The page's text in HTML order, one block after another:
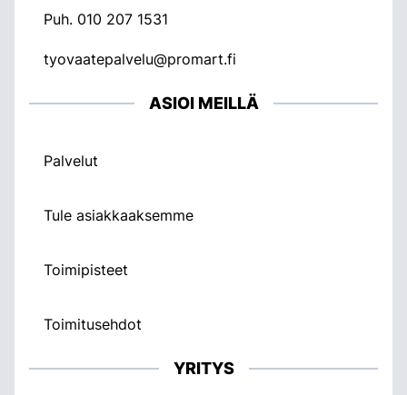
Puh. 010 207 1531
tyovaatepalvelu@promart.fi
ASIOI MEILLÄ
Palvelut
Tule asiakkaaksemme
Toimipisteet
Toimitusehdot
YRITYS